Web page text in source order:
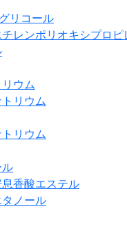
リコール
レンポリオキシプロ
ウム
リウム
リウム
香酸エステル
ノール